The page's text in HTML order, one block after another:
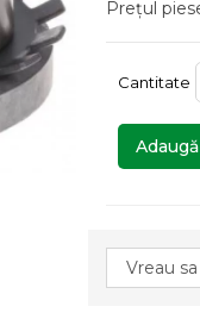
Prețul
Cantitate